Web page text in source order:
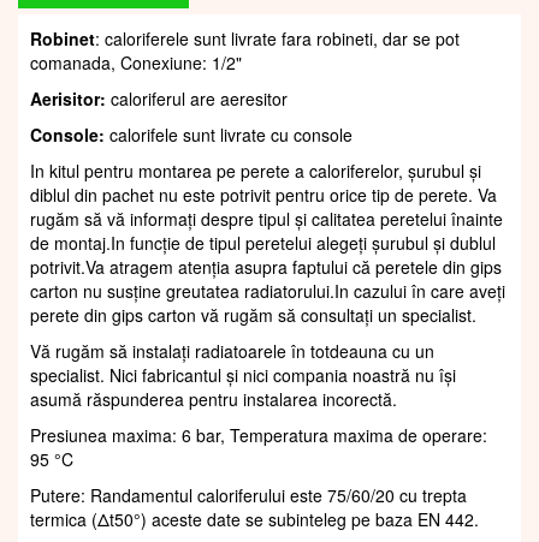
Robinet: caloriferele sunt livrate fara robineti, dar se pot
comanada, Conexiune: 1/2"
Aerisitor: caloriferul are aeresitor
Console: calorifele sunt livrate cu console
In kitul pentru montarea pe perete a caloriferelor, șurubul și
diblul din pachet nu este potrivit pentru orice tip de perete. Va
rugăm să vă informați despre tipul și calitatea peretelui înainte
de montaj.In funcție de tipul peretelui alegeți șurubul și dublul
potrivit.Va atragem atenția asupra faptului că peretele din gips
carton nu susține greutatea radiatorului.In cazului în care aveți
perete din gips carton vă rugăm să consultați un specialist.
Vă rugăm să instalați radiatoarele în totdeauna cu un
specialist. Nici fabricantul și nici compania noastră nu își
asumă răspunderea pentru instalarea incorectă.
Presiunea maxima: 6 bar, Temperatura maxima de operare:
95 °C
Putere: Randamentul caloriferului este 75/60/20 cu trepta
termica (Δt50°) aceste date se subinteleg pe baza EN 442.